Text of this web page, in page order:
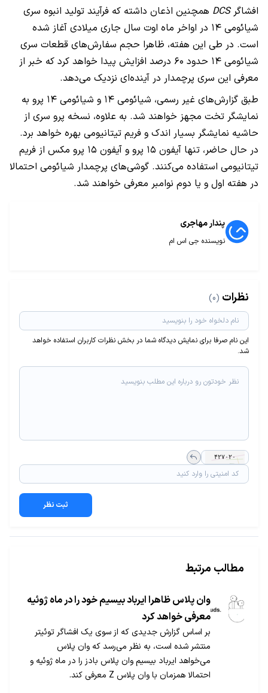
افشاگرDCS همچنین اذعان داشته که فرآیند تولید انبوه سری
شیائومی ۱۴ در اواخر ماه اوت سال جاری میلادی آغاز شده
است. در طی این هفته، ظاهرا حجم سفارش‌های قطعات سری
شیائومی ۱۴ حدود ۶۰ درصد افزایش پیدا خواهد کرد که خبر از
معرفی این سری پرچمدار در آینده‌ای نزدیک می‌دهد.
طبق گزارش‌های غیر رسمی، شیائومی ۱۴ و شیائومی ۱۴ پرو به
نمایشگر تخت مجهز خواهند شد. به علاوه، نسخه پرو سری از
حاشیه نمایشگر بسیار اندک و فریم تیتانیومی بهره خواهد برد.
در حال حاضر، تنها آیفون ۱۵ پرو و آیفون ۱۵ پرو مکس از فریم
تیتانیومی استفاده می‌کنند. گوشی‌های پرچمدار شیائومی احتمالا
در هفته اول و یا دوم نوامبر معرفی خواهند شد.
پندار مهاجری
نویسنده جی اس ام
نظرات (0)
این نام صرفا برای نمایش دیدگاه شما در بخش نظرات کاربران استفاده خواهد
شد.
ثبت نظر
مطالب مرتبط
وان پلاس ظاهرا ایرباد بیسیم خود را در ماه ژوئیه
معرفی خواهد کرد
بر اساس گزارش جدیدی که از سوی یک افشاگر توئیتر
منتشر شده است، به نظر می‌رسد که وان پلاس
می‌خواهد ایرباد بیسیم وان پلاس بادز را در ماه ژوئیه و
احتمالا همزمان با وان پلاس Z معرفی کند.